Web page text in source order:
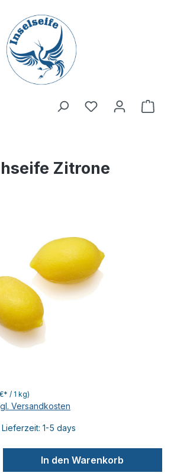
Zitrone
/ 1 kg)
Versandkosten
1-5 days
Gib den
In den Warenkorb